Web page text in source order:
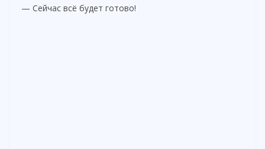
— Сейчас всё будет готово!